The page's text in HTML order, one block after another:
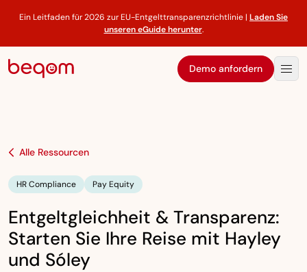
Ein Leitfaden für 2026 zur EU-Entgelttransparenzrichtlinie | Laden Sie
unseren eGuide herunter.
Demo anfordern
Alle Ressourcen
HR Compliance Pay Equity
Entgeltgleichheit & Transparenz:
Starten Sie Ihre Reise mit Hayley
und Sóley